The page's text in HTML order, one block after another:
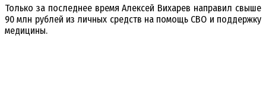
Только за последнее время Алексей Вихарев направил свыше
90 млн рублей из личных средств на помощь СВО и поддержку
медицины.